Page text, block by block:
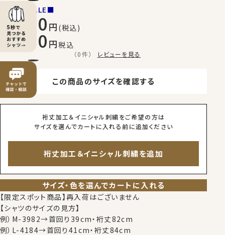
■NEW SALE■
7,700 (税込)
5,390 税込
（0件） レビューを見る
この商品のサイズを確認する
裄丈加工＆イニシャル刺繍をご希望の方は
サイズを選んでカートに入れる前に追加ください
裄丈加工＆イニシャル刺繍を追加
サイズ・色を選んでカートに入れる
【限定スポット商品】再入荷はございません
【シャツのサイズの見方】
例）M-3982→首回り39cm・裄丈82cm
例）L-4184→首回り41cm・裄丈84cm